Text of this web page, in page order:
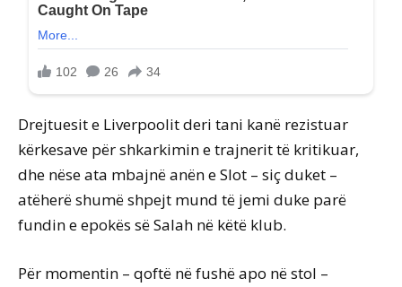
Drejtuesit e Liverpoolit deri tani kanë rezistuar
kërkesave për shkarkimin e trajnerit të kritikuar,
dhe nëse ata mbajnë anën e Slot – siç duket –
atëherë shumë shpejt mund të jemi duke parë
fundin e epokës së Salah në këtë klub.
Për momentin – qoftë në fushë apo në stol –